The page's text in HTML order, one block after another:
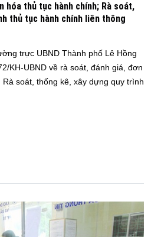
hóa thủ tục hành chính; Rà soát,
thủ tục hành chính liên thông
trực UBND Thành phố Lê Hồng
KH-UBND về rà soát, đánh giá, đơn
soát, thống kê, xây dựng quy trình